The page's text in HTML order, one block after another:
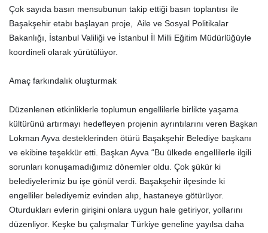
Çok sayıda basın mensubunun takip ettiği basın toplantısı ile
Başakşehir etabı başlayan proje, Aile ve Sosyal Politikalar
Bakanlığı, İstanbul Valiliği ve İstanbul İl Milli Eğitim Müdürlüğüyle
koordineli olarak yürütülüyor.
Amaç farkındalık oluşturmak
Düzenlenen etkinliklerle toplumun engellilerle birlikte yaşama
kültürünü artırmayı hedefleyen projenin ayrıntılarını veren Başkan
Lokman Ayva desteklerinden ötürü Başakşehir Belediye başkanı
ve ekibine teşekkür etti. Başkan Ayva “Bu ülkede engellilerle ilgili
sorunları konuşamadığımız dönemler oldu. Çok şükür ki
belediyelerimiz bu işe gönül verdi. Başakşehir ilçesinde ki
engelliler belediyemiz evinden alıp, hastaneye götürüyor.
Oturdukları evlerin girişini onlara uygun hale getiriyor, yollarını
düzenliyor. Keşke bu çalışmalar Türkiye geneline yayılsa daha